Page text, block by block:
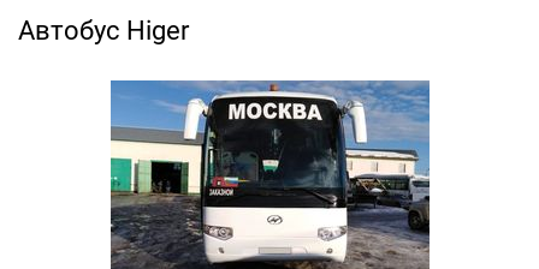
Автобус Higer